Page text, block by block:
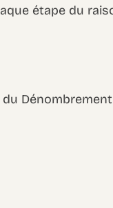
étape du
Dénombrement